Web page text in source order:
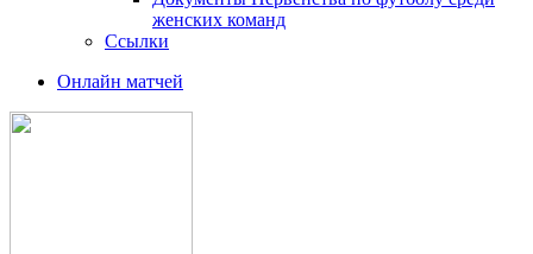
женских команд
Ссылки
Онлайн матчей